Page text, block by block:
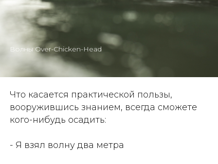
Волны Over-Chicken-Head
Что касается практической пользы,
вооружившись знанием, всегда сможете
кого-нибудь осадить:
- Я взял волну два метра
Красивая книга